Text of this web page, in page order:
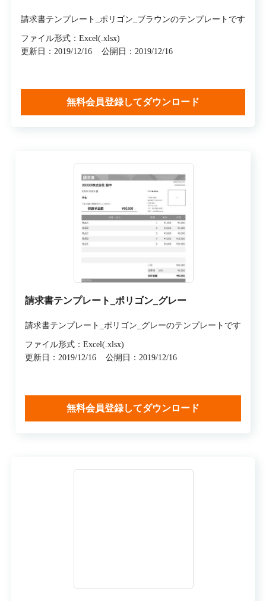
請求書テンプレート_ポリゴン_ブラウンのテンプレートです
ファイル形式：Excel(.xlsx)
更新日：2019/12/16
公開日：2019/12/16
無料会員登録してダウンロード
請求書テンプレート_ポリゴン_グレー
請求書テンプレート_ポリゴン_グレーのテンプレートです
ファイル形式：Excel(.xlsx)
更新日：2019/12/16
公開日：2019/12/16
無料会員登録してダウンロード